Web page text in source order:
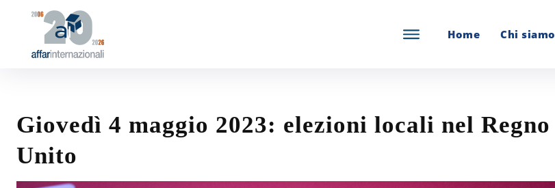
Home Chi siamo
Giovedì 4 maggio 2023: elezioni locali nel Regno
Unito